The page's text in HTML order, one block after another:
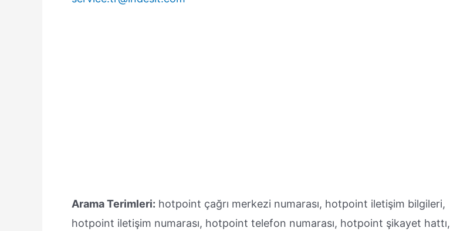
Arama Terimleri: hotpoint çağrı merkezi numarası, hotpoint iletişim bilgileri,
hotpoint iletişim numarası, hotpoint telefon numarası, hotpoint şikayet hattı,